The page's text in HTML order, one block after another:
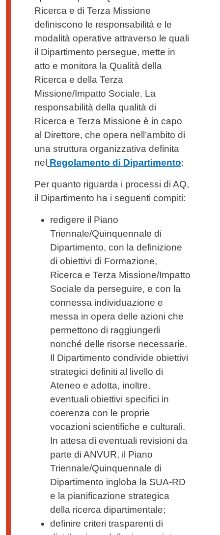
Ricerca e di Terza Missione
definiscono le responsabilità e le
modalità operative attraverso le quali
il Dipartimento persegue, mette in
atto e monitora la Qualità della
Ricerca e della Terza
Missione/Impatto Sociale. La
responsabilità della qualità di
Ricerca e Terza Missione è in capo
al Direttore, che opera nell’ambito di
una struttura organizzativa definita
nel Regolamento di Dipartimento:
Per quanto riguarda i processi di AQ,
il Dipartimento ha i seguenti compiti:
redigere il Piano
Triennale/Quinquennale di
Dipartimento, con la definizione
di obiettivi di Formazione,
Ricerca e Terza Missione/Impatto
Sociale da perseguire, e con la
connessa individuazione e
messa in opera delle azioni che
permettono di raggiungerli
nonché delle risorse necessarie.
Il Dipartimento condivide obiettivi
strategici definiti al livello di
Ateneo e adotta, inoltre,
eventuali obiettivi specifici in
coerenza con le proprie
vocazioni scientifiche e culturali.
In attesa di eventuali revisioni da
parte di ANVUR, il Piano
Triennale/Quinquennale di
Dipartimento ingloba la SUA-RD
e la pianificazione strategica
della ricerca dipartimentale;
definire criteri trasparenti di